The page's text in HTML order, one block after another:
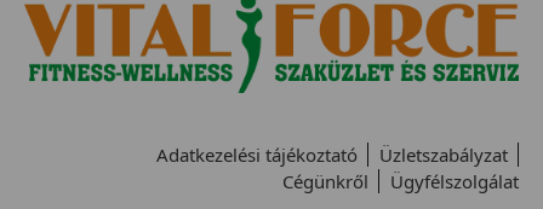
Adatkezelési tájékoztató
Üzletszabályzat
Cégünkről
Ügyfélszolgálat